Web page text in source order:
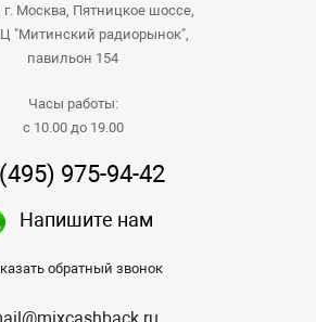
г. Москва, Пятницкое шоссе,
"Митинский радиорынок",
павильон 154
Часы работы:
с 10.00 до 19.00
975-94-42
Напишите нам
обратный звонок